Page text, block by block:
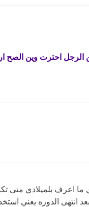
الرجل احترت وين الصح
2 من بداية الشهر بالهجري ما اعرف بلميلادي
ايام التبويض لاني اتمنى ربي يرزقني ولد وان شاء الله انا نويه احمل في شهر 6 بعد انتهى الدوره